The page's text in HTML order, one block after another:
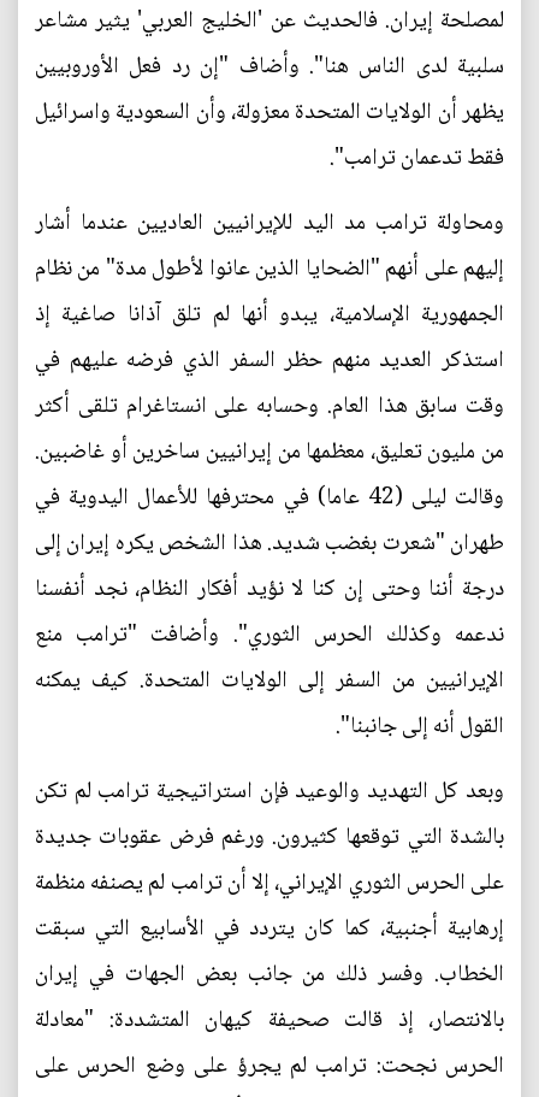
لمصلحة إيران. فالحديث عن 'الخليج العربي' يثير مشاعر
سلبية لدى الناس هنا". وأضاف "إن رد فعل الأوروبيين
يظهر أن الولايات المتحدة معزولة، وأن السعودية واسرائيل
فقط تدعمان ترامب".
ومحاولة ترامب مد اليد للإيرانيين العاديين عندما أشار
إليهم على أنهم "الضحايا الذين عانوا لأطول مدة" من نظام
الجمهورية الإسلامية، يبدو أنها لم تلق آذانا صاغية إذ
استذكر العديد منهم حظر السفر الذي فرضه عليهم في
وقت سابق هذا العام. وحسابه على انستاغرام تلقى أكثر
من مليون تعليق، معظمها من إيرانيين ساخرين أو غاضبين.
وقالت ليلى (42 عاما) في محترفها للأعمال اليدوية في
طهران "شعرت بغضب شديد. هذا الشخص يكره إيران إلى
درجة أننا وحتى إن كنا لا نؤيد أفكار النظام، نجد أنفسنا
ندعمه وكذلك الحرس الثوري". وأضافت "ترامب منع
الإيرانيين من السفر إلى الولايات المتحدة. كيف يمكنه
القول أنه إلى جانبنا".
وبعد كل التهديد والوعيد فإن استراتيجية ترامب لم تكن
بالشدة التي توقعها كثيرون. ورغم فرض عقوبات جديدة
على الحرس الثوري الإيراني، إلا أن ترامب لم يصنفه منظمة
إرهابية أجنبية، كما كان يتردد في الأسابيع التي سبقت
الخطاب. وفسر ذلك من جانب بعض الجهات في إيران
بالانتصار، إذ قالت صحيفة كيهان المتشددة: "معادلة
الحرس نجحت: ترامب لم يجرؤ على وضع الحرس على